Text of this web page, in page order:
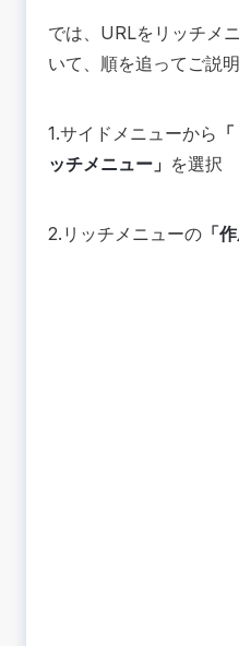
では、URLをリッチメ
いて、順を追ってご説
1.サイドメニューから
ッチメニュー」 を選択
2.リッチメニューの 「